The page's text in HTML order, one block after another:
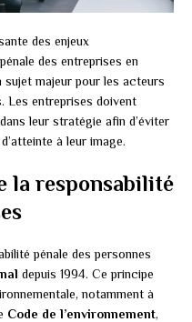
des enjeux
des entreprises en
sujet majeur pour les acteurs
Les entreprises doivent
leur stratégie afin d’éviter
à leur image.
la responsabilité
pénale des personnes
depuis 1994. Ce principe
notamment à
Code de l’environnement,